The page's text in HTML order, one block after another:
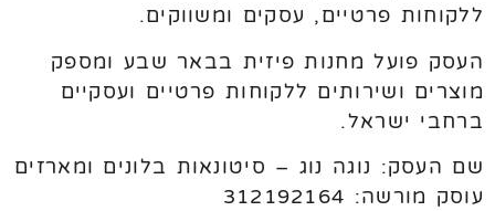
ללקוחות פרטיים, עסקים ומשווקים.
העסק פועל מחנות פיזית בבאר שבע ומספק
מוצרים ושירותים ללקוחות פרטיים ועסקיים
ברחבי ישראל.
שם העסק: נוגה נוג – סיטונאות בלונים ומארזים
עוסק מורשה: 312192164